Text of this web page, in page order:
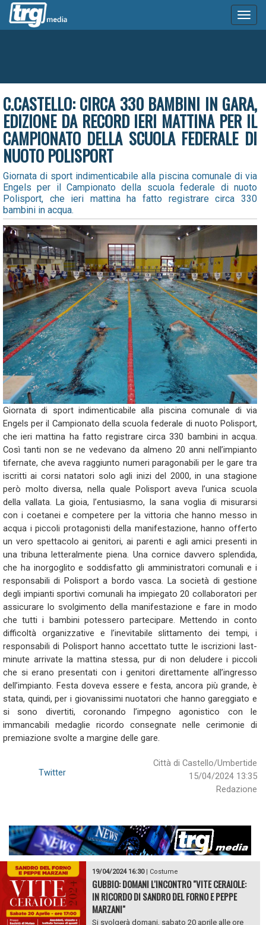
C.CASTELLO: CIRCA 330 BAMBINI IN GARA,
EDIZIONE DA RECORD IERI MATTINA PER IL
CAMPIONATO DELLA SCUOLA FEDERALE DI
NUOTO POLISPORT
Giornata di sport indimenticabile alla piscina comunale di via
Engels per il Campionato della scuola federale di nuoto
Polisport, che ieri mattina ha fatto registrare circa 330
bambini in acqua.
Giornata di sport indimenticabile alla piscina comunale di via
Engels per il Campionato della scuola federale di nuoto Polisport,
che ieri mattina ha fatto registrare circa 330 bambini in acqua.
Così tanti non se ne vedevano da almeno 20 anni nell’impianto
tifernate, che aveva raggiunto numeri paragonabili per le gare tra
iscritti ai corsi natatori solo agli inizi del 2000, in una stagione
però molto diversa, nella quale Polisport aveva l’unica scuola
della vallata. La gioia, l’entusiasmo, la sana voglia di misurarsi
con i coetanei e competere per la vittoria che hanno messo in
acqua i piccoli protagonisti della manifestazione, hanno offerto
un vero spettacolo ai genitori, ai parenti e agli amici presenti in
una tribuna letteralmente piena. Una cornice davvero splendida,
che ha inorgoglito e soddisfatto gli amministratori comunali e i
responsabili di Polisport a bordo vasca. La società di gestione
degli impianti sportivi comunali ha impiegato 20 collaboratori per
assicurare lo svolgimento della manifestazione e fare in modo
che tutti i bambini potessero partecipare. Mettendo in conto
difficoltà organizzative e l’inevitabile slittamento dei tempi, i
responsabili di Polisport hanno accettato tutte le iscrizioni last-
minute arrivate la mattina stessa, pur di non deludere i piccoli
che si erano presentati con i genitori direttamente all’ingresso
dell’impianto. Festa doveva essere e festa, ancora più grande, è
stata, quindi, per i giovanissimi nuotatori che hanno gareggiato e
si sono divertiti, coronando l’impegno agonistico con le
immancabili medaglie ricordo consegnate nelle cerimonie di
premiazione svolte a margine delle gare.
Città di Castello/Umbertide
15/04/2024 13:35
Redazione
Twitter
19/04/2024 16:30| Costume
GUBBIO: DOMANI L'INCONTRO "VITE CERAIOLE:
IN RICORDO DI SANDRO DEL FORNO E PEPPE
MARZANI"
Si svolgerà domani, sabato 20 aprile alle ore